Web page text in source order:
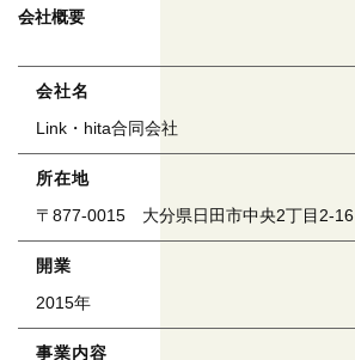
会社概要
会社名
Link・hita合同会社
所在地
〒877-0015 大分県日田市中央2丁目2-16
開業
2015年
事業内容